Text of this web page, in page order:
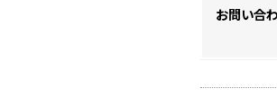
お問い合